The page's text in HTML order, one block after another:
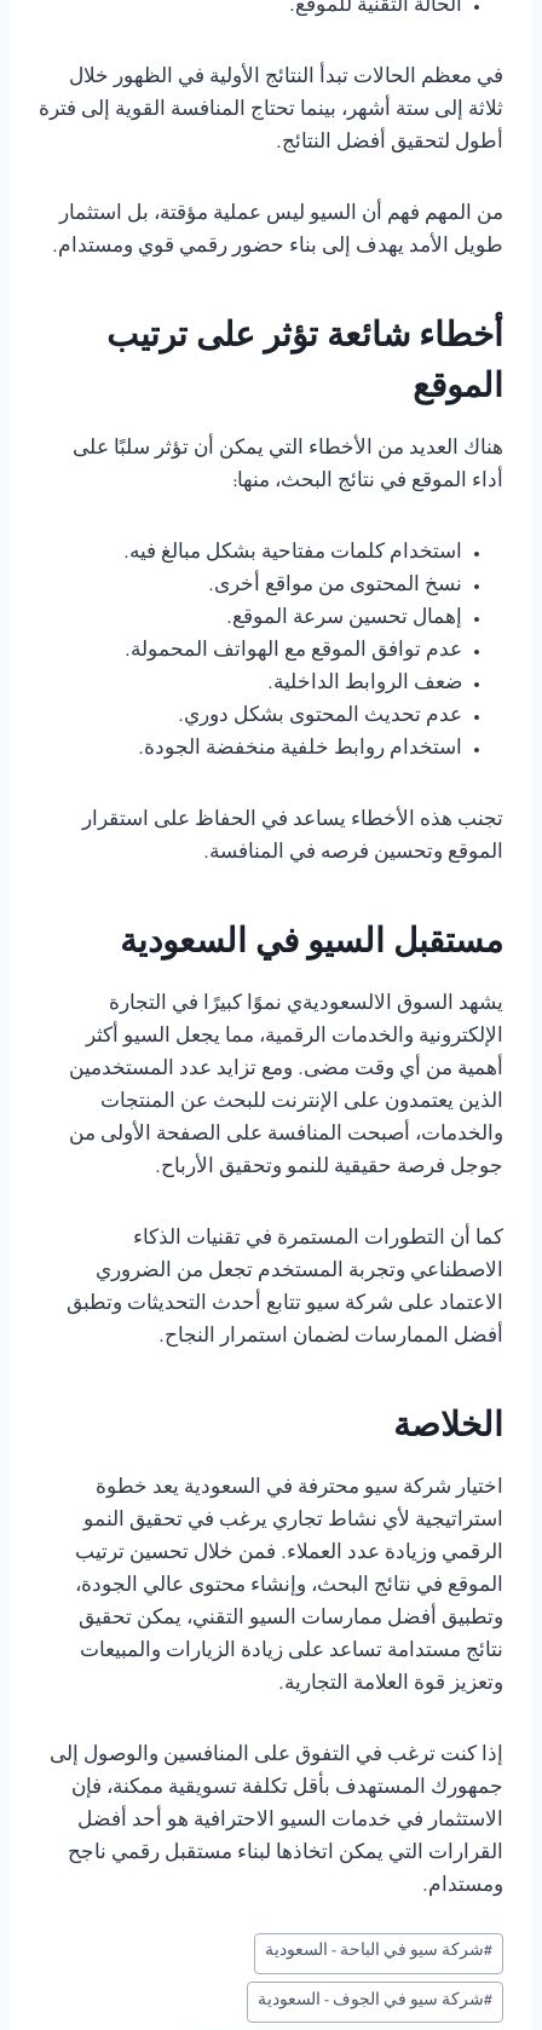
الحالة التقنية للموقع.
في معظم الحالات تبدأ النتائج الأولية في الظهور خلال
ثلاثة إلى ستة أشهر، بينما تحتاج المنافسة القوية إلى فترة
أطول لتحقيق أفضل النتائج.
من المهم فهم أن السيو ليس عملية مؤقتة، بل استثمار
طويل الأمد يهدف إلى بناء حضور رقمي قوي ومستدام.
أخطاء شائعة تؤثر على ترتيب
الموقع
هناك العديد من الأخطاء التي يمكن أن تؤثر سلبًا على
أداء الموقع في نتائج البحث، منها:
استخدام كلمات مفتاحية بشكل مبالغ فيه.
نسخ المحتوى من مواقع أخرى.
إهمال تحسين سرعة الموقع.
عدم توافق الموقع مع الهواتف المحمولة.
ضعف الروابط الداخلية.
عدم تحديث المحتوى بشكل دوري.
استخدام روابط خلفية منخفضة الجودة.
تجنب هذه الأخطاء يساعد في الحفاظ على استقرار
الموقع وتحسين فرصه في المنافسة.
مستقبل السيو في السعودية
يشهد السوق الالسعوديةي نموًا كبيرًا في التجارة
الإلكترونية والخدمات الرقمية، مما يجعل السيو أكثر
أهمية من أي وقت مضى. ومع تزايد عدد المستخدمين
الذين يعتمدون على الإنترنت للبحث عن المنتجات
والخدمات، أصبحت المنافسة على الصفحة الأولى من
جوجل فرصة حقيقية للنمو وتحقيق الأرباح.
كما أن التطورات المستمرة في تقنيات الذكاء
الاصطناعي وتجربة المستخدم تجعل من الضروري
الاعتماد على شركة سيو تتابع أحدث التحديثات وتطبق
أفضل الممارسات لضمان استمرار النجاح.
الخلاصة
اختيار شركة سيو محترفة في السعودية يعد خطوة
استراتيجية لأي نشاط تجاري يرغب في تحقيق النمو
الرقمي وزيادة عدد العملاء. فمن خلال تحسين ترتيب
الموقع في نتائج البحث، وإنشاء محتوى عالي الجودة،
وتطبيق أفضل ممارسات السيو التقني، يمكن تحقيق
نتائج مستدامة تساعد على زيادة الزيارات والمبيعات
وتعزيز قوة العلامة التجارية.
إذا كنت ترغب في التفوق على المنافسين والوصول إلى
جمهورك المستهدف بأقل تكلفة تسويقية ممكنة، فإن
الاستثمار في خدمات السيو الاحترافية هو أحد أفضل
القرارات التي يمكن اتخاذها لبناء مستقبل رقمي ناجح
ومستدام.
وسوم
المقال:
#شركة سيو في الباحة - السعودية
#شركة سيو في الجوف - السعودية